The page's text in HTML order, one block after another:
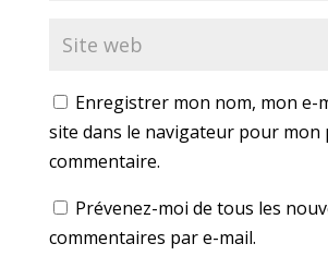
Enregistrer mon nom, mon e-
site dans le navigateur pour mon
commentaire.
Prévenez-moi de tous les
commentaires par e-mail.